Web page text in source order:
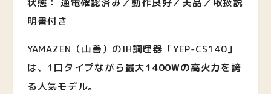
明書付き
YAMAZEN（山善）のIH調理器「YEP-CS140」
は、1口タイプながら最大1400Wの高火力を誇
る人気モデル。